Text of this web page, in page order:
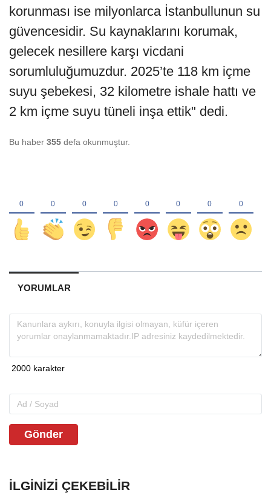
korunması ise milyonlarca İstanbullunun su
güvencesidir. Su kaynaklarını korumak,
gelecek nesillere karşı vicdani
sorumluluğumuzdur. 2025’te 118 km içme
suyu şebekesi, 32 kilometre ishale hattı ve
2 km içme suyu tüneli inşa ettik" dedi.
Bu haber 355 defa okunmuştur.
YORUMLAR
Gönder
İLGINIZI ÇEKEBILIR